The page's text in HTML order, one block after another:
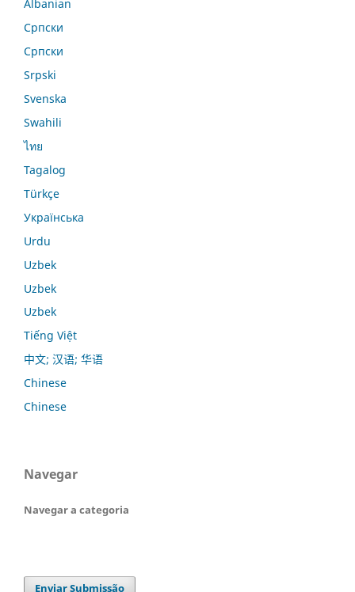
Albanian
Српски
Српски
Srpski
Svenska
Swahili
ไทย
Tagalog
Türkçe
Українська
Urdu
Uzbek
Uzbek
Uzbek
Tiếng Việt
中文; 汉语; 华语
Chinese
Chinese
Navegar
Navegar a categoria
Enviar Submissão